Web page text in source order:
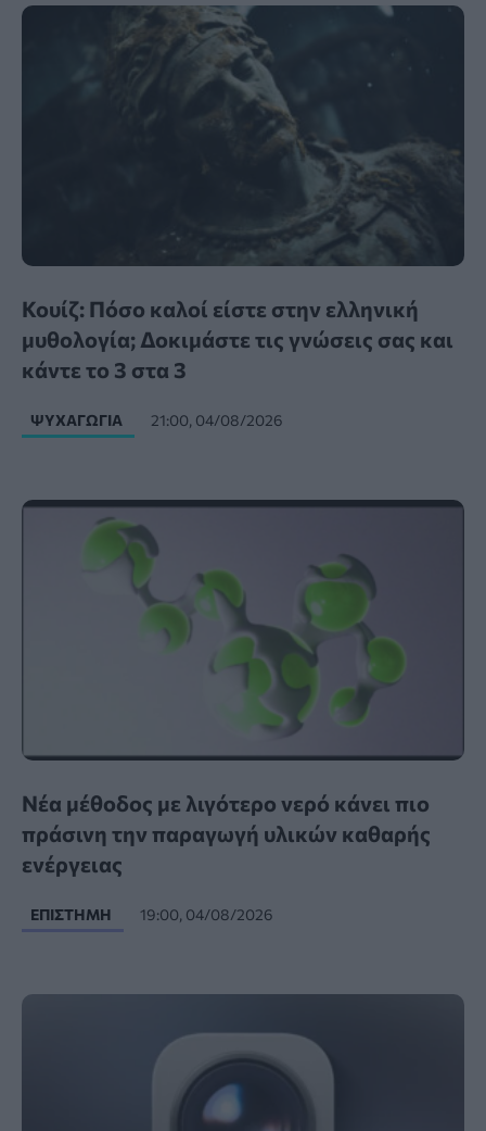
Κουίζ: Πόσο καλοί είστε στην ελληνική
μυθολογία; Δοκιμάστε τις γνώσεις σας και
κάντε το 3 στα 3
ΨΥΧΑΓΩΓΊΑ 21:00, 04/08/2026
Νέα μέθοδος με λιγότερο νερό κάνει πιο
πράσινη την παραγωγή υλικών καθαρής
ενέργειας
ΕΠΙΣΤΉΜΗ 19:00, 04/08/2026